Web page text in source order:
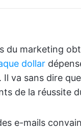
du marketing
dollar
va sans dire
de la réussite
e-mails